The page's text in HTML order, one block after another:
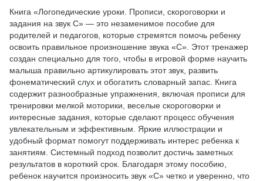
Книга «Логопедические уроки. Прописи, скороговорки и
задания на звук С» — это незаменимое пособие для
родителей и педагогов, которые стремятся помочь ребенку
освоить правильное произношение звука «С». Этот тренажер
создан специально для того, чтобы в игровой форме научить
малыша правильно артикулировать этот звук, развить
фонематический слух и обогатить словарный запас. Книга
содержит разнообразные упражнения, включая прописи для
тренировки мелкой моторики, веселые скороговорки и
интересные задания, которые сделают процесс обучения
увлекательным и эффективным. Яркие иллюстрации и
удобный формат помогут поддерживать интерес ребенка к
занятиям. Системный подход позволит достичь заметных
результатов в короткий срок. Благодаря этому пособию,
ребенок научится произносить звук «С» четко и уверенно, что